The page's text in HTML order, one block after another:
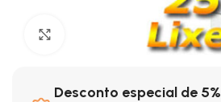
Clique para ampliar
Desconto especial de 5%